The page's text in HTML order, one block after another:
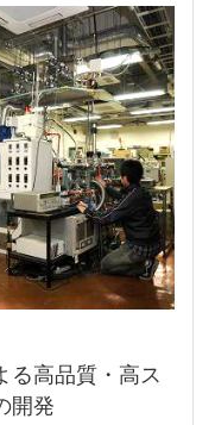
る高品質・高ス
開発